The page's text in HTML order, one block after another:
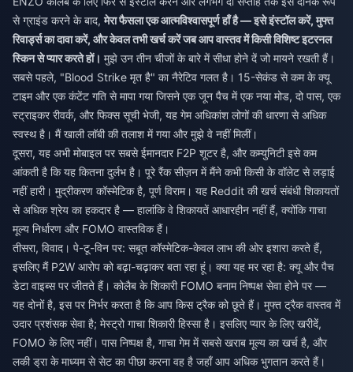
से ग्राइंड करने के बाद,मेरा फैसला एक आत्मविश्वासपूर्ण हाँ है — इसे इंस्टॉल करें, मुफ्त
रिवार्ड्स का दावा करें, और केवल तभी खर्च करें जब आप वास्तव में किसी विशिष्ट इटरनल
स्किन से प्यार करते हों। मुझे उन तीन चीजों के बारे में सीधा होने दें जो मायने रखती हैं।
सबसे पहले, "Blood Strike मृत है" का नैरेटिव गलत है। 15-सेकंड से कम के क्यू
टाइम और एक कंटेंट गति से मापा गया जिसने एक जून पैच में एक नया मोड, दो पास, एक
स्ट्राइकर रीवर्क, और फिक्स सूची भेजी, यह गेम अधिकांश लोगों की धारणा से अधिक
स्वस्थ है। मैं खाली लॉबी की तलाश में गया और मुझे वे नहीं मिलीं।
दूसरा, यह अभी मोबाइल पर सबसे ईमानदार F2P शूटर है, और कम्युनिटी इसे कम
आंकती है कि यह कितना दुर्लभ है। पूरे रैंक सीज़न में मैंने कभी किसी के वॉलेट से लड़ाई
नहीं हारी। मुद्रीकरण कॉस्मेटिक है, पूर्ण विराम। यह Reddit की खर्च संबंधी शिकायतों
से अधिक श्रेय का हकदार है — हालांकि वे शिकायतें आधारहीन नहीं हैं, क्योंकि गाचा
मूल्य निर्धारण और FOMO वास्तविक हैं।
तीसरा, विवाद। पे-टू-विन पर: सबूत कॉस्मेटिक-केवल लाभ की ओर इशारा करते हैं,
इसलिए मैं P2W आरोप को बढ़ा-चढ़ाकर बता रहा हूं। क्या यह मर रहा है: क्यू और पैच
डेटा वाइब्स पर जीतते हैं। कोलैब के शिकारी FOMO बनाम निष्पक्ष सेवा होने पर —
यह दोनों है, इस पर निर्भर करता है कि आप किस ट्रैक को छूते हैं। मुफ्त ट्रैक वास्तव में
उदार प्रशंसक सेवा है; मेस्ट्रो गाचा शिकारी हिस्सा है। इसलिए प्यार के लिए खरीदें,
FOMO के लिए नहीं। पास निष्पक्ष है, गाचा गेम में सबसे खराब मूल्य का खर्च है, और
लकी ड्रा के माध्यम से सेट का पीछा करना वह है जहाँ आप अधिक भुगतान करते हैं।